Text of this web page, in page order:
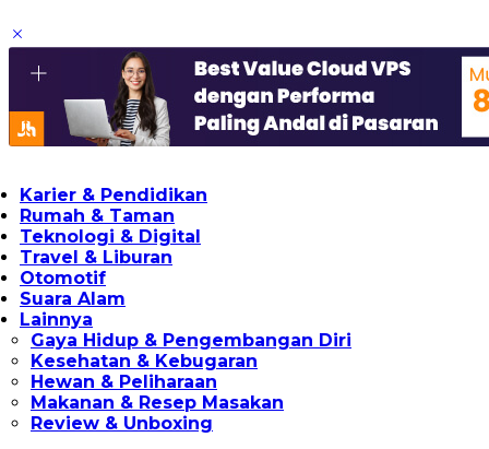
Karier & Pendidikan
Rumah & Taman
Teknologi & Digital
Travel & Liburan
Otomotif
Suara Alam
Lainnya
Gaya Hidup & Pengembangan Diri
Kesehatan & Kebugaran
Hewan & Peliharaan
Makanan & Resep Masakan
Review & Unboxing